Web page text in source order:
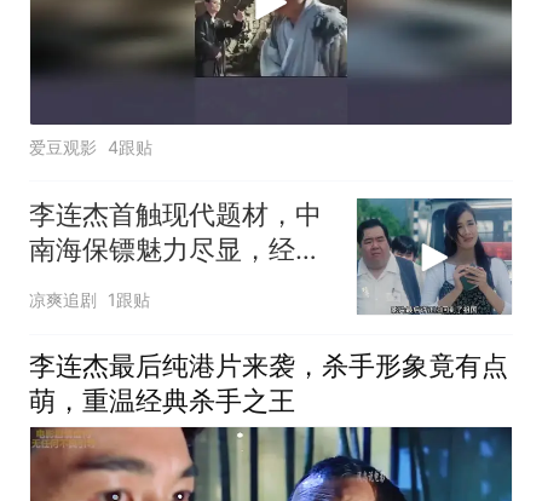
爱豆观影 4跟贴
李连杰首触现代题材，中
南海保镖魅力尽显，经典
之作不容错过
凉爽追剧 1跟贴
李连杰最后纯港片来袭，杀手形象竟有点
萌，重温经典杀手之王